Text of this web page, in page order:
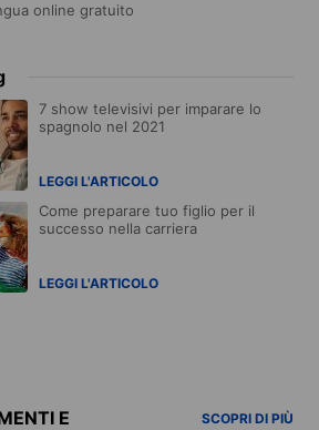
online gratuito
7 show televisivi per imparare lo
spagnolo nel 2021
LEGGI L'ARTICOLO
Come preparare tuo figlio per il
successo nella carriera
LEGGI L'ARTICOLO
E
SCOPRI DI PIÙ